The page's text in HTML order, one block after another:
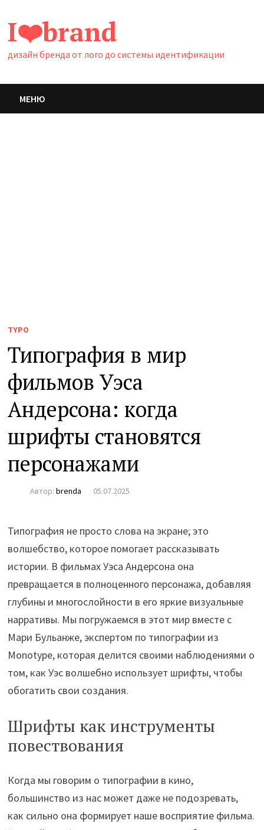
содержимому
I❤️brand
дизайн бренда от лого до системы идентификации
МЕНЮ
TYPO
Типография в мир
фильмов Уэса
Андерсона: когда
шрифты становятся
персонажами
Автор:brenda 05.07.2025
Типография не просто слова на экране; это
волшебство, которое помогает рассказывать
истории. В фильмах Уэса Андерсона она
превращается в полноценного персонажа, добавляя
глубины и многослойности в его яркие визуальные
нарративы. Мы погружаемся в этот мир вместе с
Мари Бульанже, экспертом по типографии из
Monotype, которая делится своими наблюдениями о
том, как Уэс волшебно использует шрифты, чтобы
обогатить свои создания.
Шрифты как инструменты
повествования
Когда мы говорим о типографии в кино,
большинство из нас может даже не подозревать,
как сильно она формирует наше восприятие фильма.